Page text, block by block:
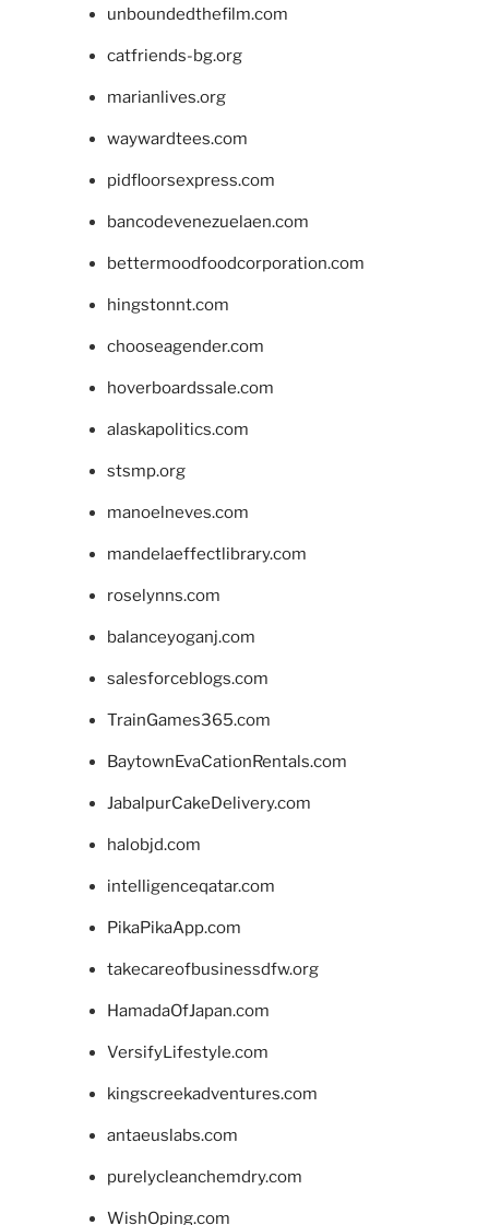
unboundedthefilm.com
catfriends-bg.org
marianlives.org
waywardtees.com
pidfloorsexpress.com
bancodevenezuelaen.com
bettermoodfoodcorporation.com
hingstonnt.com
chooseagender.com
hoverboardssale.com
alaskapolitics.com
stsmp.org
manoelneves.com
mandelaeffectlibrary.com
roselynns.com
balanceyoganj.com
salesforceblogs.com
TrainGames365.com
BaytownEvaCationRentals.com
JabalpurCakeDelivery.com
halobjd.com
intelligenceqatar.com
PikaPikaApp.com
takecareofbusinessdfw.org
HamadaOfJapan.com
VersifyLifestyle.com
kingscreekadventures.com
antaeuslabs.com
purelycleanchemdry.com
WishOping.com